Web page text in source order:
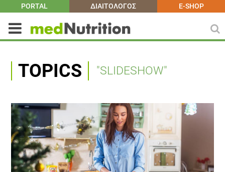
PORTAL ΔΙΑΙΤΟΛΟΓΟΣ E-SHOP
TOPICS "SLIDESHOW"